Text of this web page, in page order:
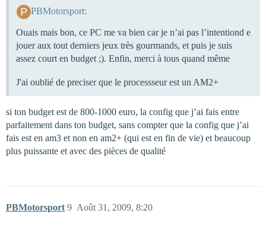
PBMotorsport:
Ouais mais bon, ce PC me va bien car je n’ai pas l’intentiond e
jouer aux tout derniers jeux très gourmands, et puis je suis
assez court en budget ;). Enfin, merci à tous quand même
J'ai oublié de preciser que le processseur est un AM2+
si ton budget est de 800-1000 euro, la config que j’ai fais entre
parfaitement dans ton budget, sans compter que la config que j’ai
fais est en am3 et non en am2+ (qui est en fin de vie) et beaucoup
plus puissante et avec des pièces de qualité
PBMotorsport Août 31, 2009, 8:20
9